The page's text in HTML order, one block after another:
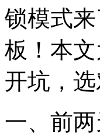
锁模式
板！本
开坑，
一、前